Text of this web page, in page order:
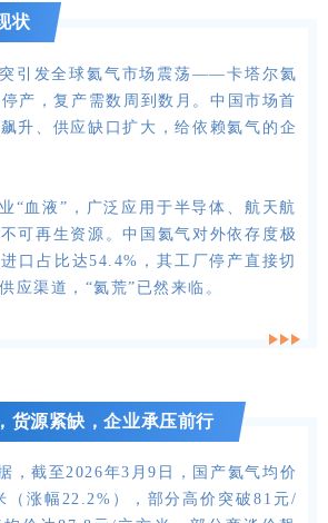
状
引发全球氦气市场震荡——卡塔尔氦
产，复产需数周到数月。中国市场首
升、供应缺口扩大，给依赖氦气的企
血液”，广泛应用于半导体、航天航
可再生资源。中国氦气对外依存度极
口占比达54.4%，其工厂停产直接切
应渠道，“氦荒”已然来临。
货源紧缺，企业承压前行
，截至2026年3月9日，国产氦气均价
（涨幅22.2%），部分高价突破81元/